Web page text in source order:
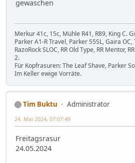
gewaschen
Merkur 41c, 15c, Mühle R41, R89, King C.
Parker A1-R Travel, Parker 55SL, Gaira
RazoRock SLOC, RR Old Type, RR Mentor,
2.
Für Kopfrasuren: The Leaf Shave, Parker
Im Keller ewige Vorräte.
Tim Buktu
Administrator
24. Mai 2024, 07:07:49
Freitagsrasur
24.05.2024